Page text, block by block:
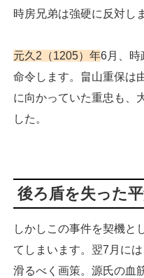
時房兄弟は強硬に反対し
元久2（1205）年6月、時
命令します。畠山重保は
に向かっていた重忠も、
した。
後ろ盾を失った
しかしこの事件を契機と
てしまいます。翌7月に
滑るべく画策。源氏の血